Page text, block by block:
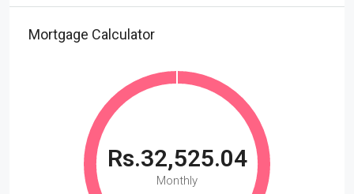
Mortgage Calculator
Rs.32,525.04
Monthly